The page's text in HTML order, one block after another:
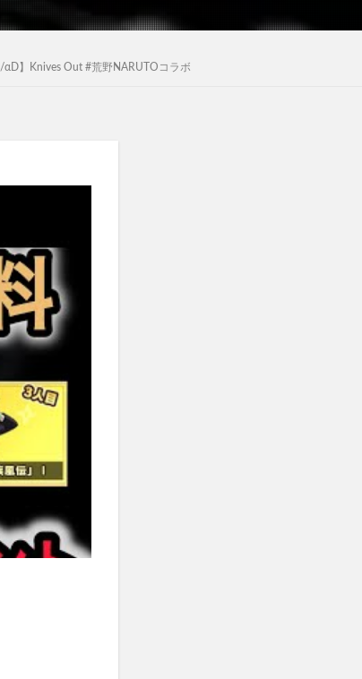
】Knives Out #荒野NARUTOコラボ